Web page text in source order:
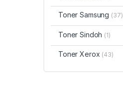
Toner Samsung (37)
Toner Sindoh (1)
Toner Xerox (43)